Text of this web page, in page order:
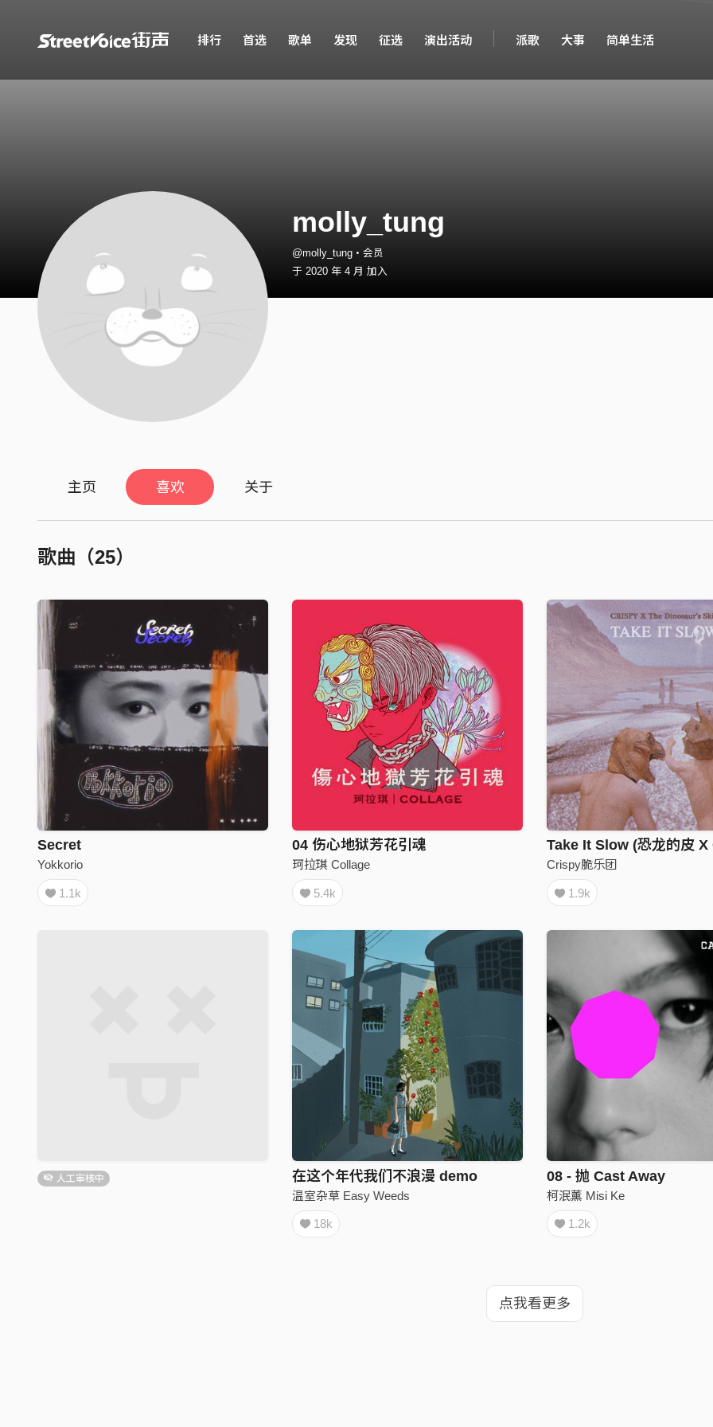
排行 首选 歌单 发现 征选 演出活动 派歌 大事 简单生活
molly_tung
@molly_tung・会员
于 2020 年 4 月 加入
主页 喜欢 关于
歌曲（25）
Secret
Yokkorio
1.1k
04 伤心地狱芳花引魂
珂拉琪 Collage
5.4k
Crispy脆乐团
1.9k
人工审核中 在这个年代我们不浪漫 demo
温室杂草 Easy Weeds
18k
08 - 抛 Cast Away
柯泯薰 Misi Ke
1.2k
点我看更多